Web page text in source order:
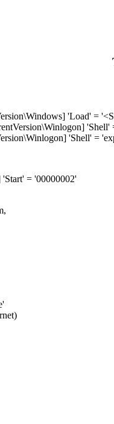
'Load' =
'Shell'
'Shell' =
= '00000002'